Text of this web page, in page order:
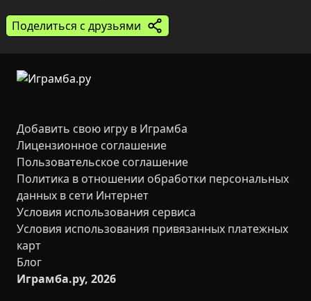
подталкивают к новым экспериментам со стратегией.
Поделиться с друзьями
Добавить свою игру в Играмба
Лицензионное соглашение
Пользовательское соглашение
Политика в отношении обработки персональных
данных в сети Интернет
Условия использования сервиса
Условия использования привязанных платежных
карт
Блог
Играмба.ру, 2026